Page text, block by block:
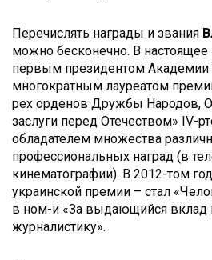
Перечислять награды и звания
можно бесконечно. В настоящее
первым президентом Академии
многократным лауреатом
рех орденов Дружбы Народов,
заслуги перед Отечеством» IV-
обладателем множества
профессиональных наград (в
кинематографии). В 2012-том
украинской премии – стал
в ном-и «За выдающийся вклад
журналистику».